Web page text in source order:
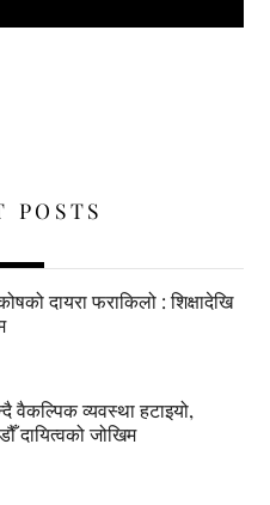
POSTS
दायरा फराकिलो : शिक्षादेखि
वैकल्पिक व्यवस्था हटाइयो,
दायित्वको जोखिम